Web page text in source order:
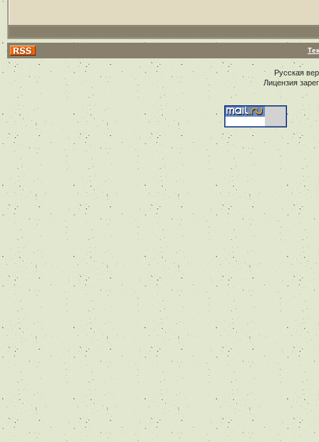
Русская
Лицензия